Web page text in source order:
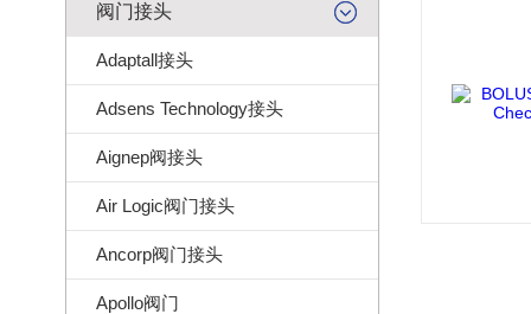
阀门接头
Adaptall接头
Adsens Technology接头
Aignep阀接头
Air Logic阀门接头
Ancorp阀门接头
Apollo阀门